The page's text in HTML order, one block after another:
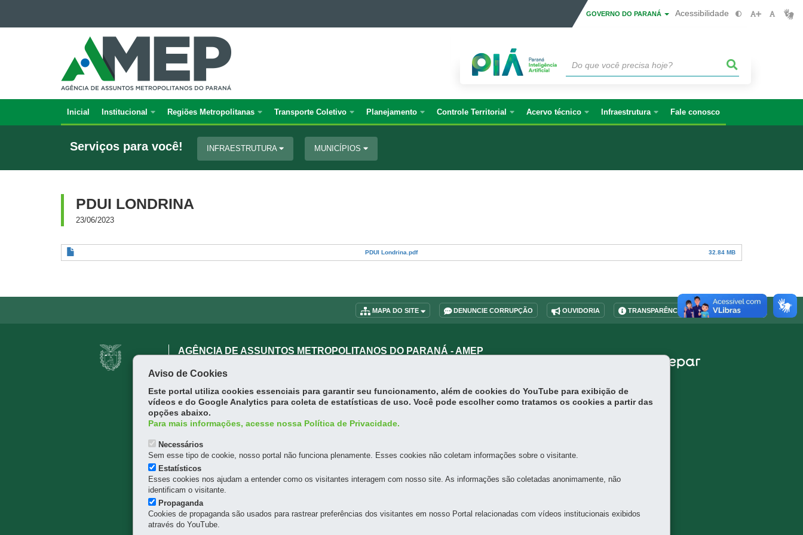
Ir para a navegação
GOVERNO DO PARANÁ Acessibilidade
AGÊNCIA
DE
ASSUNTOS
METROPOLITANOS
DO
PARANÁ
Navegação
principal
Inicial Institucional Regiões Metropolitanas Transporte Coletivo Planejamento Controle Territorial Acervo técnico Infraestrutura Fale conosco
Serviços para você! INFRAESTRUTURA MUNICÍPIOS
PDUI LONDRINA
23/06/2023
PDUI Londrina.pdf 32.84 MB
MAPA DO SITE DENUNCIE CORRUPÇÃO OUVIDORIA TRANSPARÊNCIA INSTITUCIONAL
Navegação
principal
AGÊNCIA DE ASSUNTOS METROPOLITANOS DO PARANÁ - AMEP
Palácio das Araucárias - Rua Jacy Loureiro de Campos, s/n - 1º Andar
41 3320-6900
Aviso de Cookies
Este portal utiliza cookies essenciais para garantir seu funcionamento, além de cookies do YouTube para exibição de
vídeos e do Google Analytics para coleta de estatísticas de uso. Você pode escolher como tratamos os cookies a partir das
opções abaixo.
Para mais informações, acesse nossa Política de Privacidade.
Necessários
Sem esse tipo de cookie, nosso portal não funciona plenamente. Esses cookies não coletam informações sobre o visitante.
Estatísticos
Esses cookies nos ajudam a entender como os visitantes interagem com nosso site. As informações são coletadas anonimamente, não
identificam o visitante.
Propaganda
Cookies de propaganda são usados para rastrear preferências dos visitantes em nosso Portal relacionadas com vídeos institucionais exibidos
através do YouTube.